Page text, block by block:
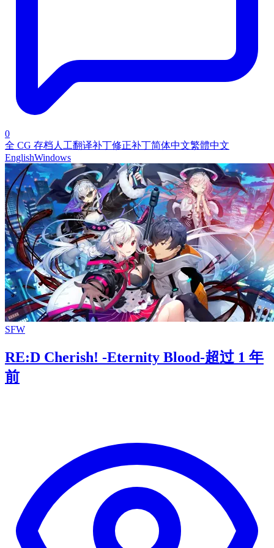
0
全 CG 存档 人工翻译补丁修正补丁简体中文繁體中文
EnglishWindows
SFW
RE:D Cherish! -Eternity Blood-超过 1 年
前